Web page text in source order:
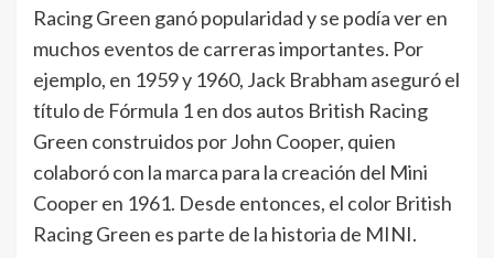
Racing Green ganó popularidad y se podía ver en
muchos eventos de carreras importantes. Por
ejemplo, en 1959 y 1960, Jack Brabham aseguró el
título de Fórmula 1 en dos autos British Racing
Green construidos por John Cooper, quien
colaboró con la marca para la creación del Mini
Cooper en 1961. Desde entonces, el color British
Racing Green es parte de la historia de MINI.